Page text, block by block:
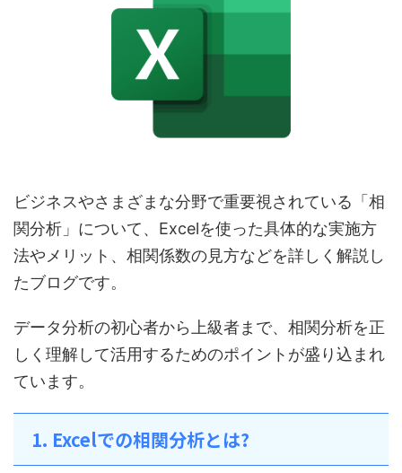
ビジネスやさまざまな分野で重要視されている「相
関分析」について、Excelを使った具体的な実施方
法やメリット、相関係数の見方などを詳しく解説し
たブログです。
データ分析の初心者から上級者まで、相関分析を正
しく理解して活用するためのポイントが盛り込まれ
ています。
1. Excelでの相関分析とは?